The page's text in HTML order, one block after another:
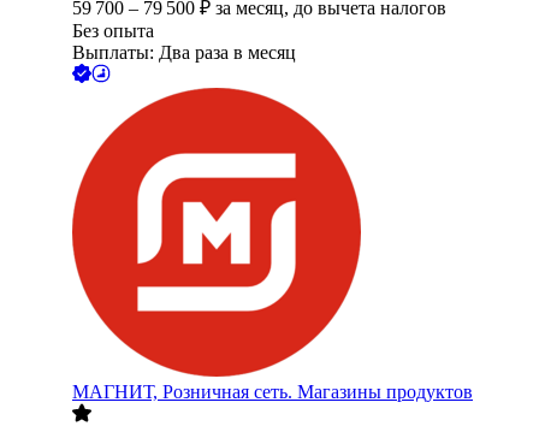
59 700 – 79 500 ₽ за месяц, до вычета налогов
Без опыта
Выплаты: Два раза в месяц
МАГНИТ, Розничная сеть. Магазины продуктов